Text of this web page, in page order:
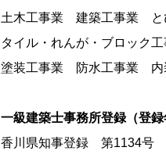
土木工事業 建築工事業 と
タイル・れんが・ブロック
塗装工事業 防水工事業 内
一級建築士事務所登録（登録
香川県知事登録 第1134号